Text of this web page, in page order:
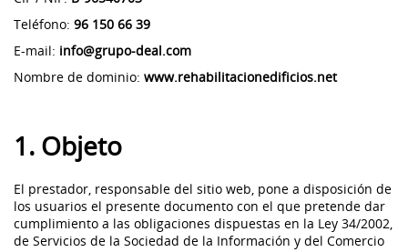
Teléfono: 96 150 66 39
E-mail: info@grupo-deal.com
Nombre de dominio: www.rehabilitacionedificios.net
1. Objeto
El prestador, responsable del sitio web, pone a disposición de
los usuarios el presente documento con el que pretende dar
cumplimiento a las obligaciones dispuestas en la Ley 34/2002,
de Servicios de la Sociedad de la Información y del Comercio